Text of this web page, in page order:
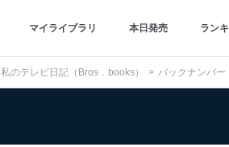
マイライブラリ 本日発売 ラン
私のテレビ日記（Bros．books） バックナンバー